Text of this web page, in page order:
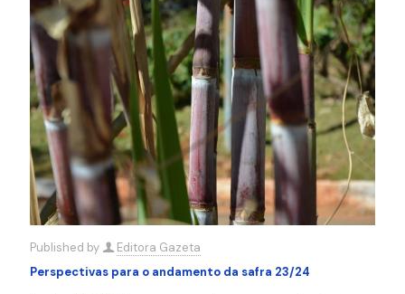
Published by
Editora Gazeta
Perspectivas para o andamento da safra 23/24